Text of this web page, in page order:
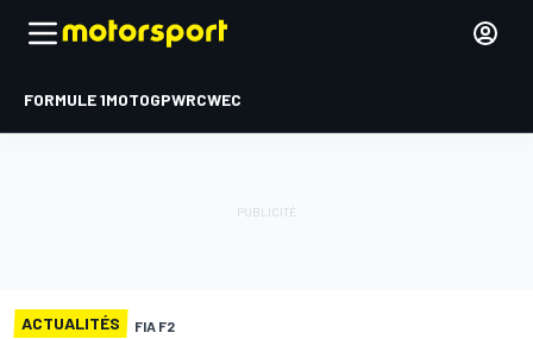
FORMULE 1MOTOGPWRCWEC
ACTUALITÉS FIA F2